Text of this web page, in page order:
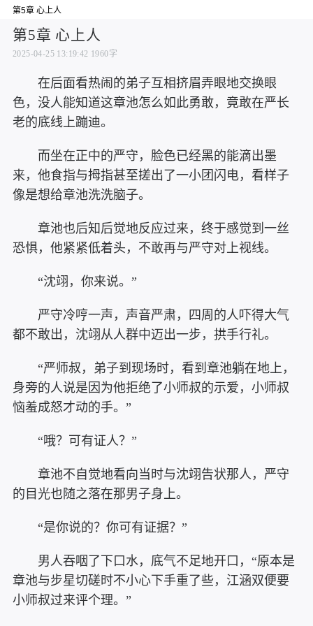
第5章 心上人
第5章 心上人
2025-04-25 13:19:42 1960字
在后面看热闹的弟子互相挤眉弄眼地交换眼
色，没人能知道这章池怎么如此勇敢，竟敢在严长
老的底线上蹦迪。
而坐在正中的严守，脸色已经黑的能滴出墨
来，他食指与拇指甚至搓出了一小团闪电，看样子
像是想给章池洗洗脑子。
章池也后知后觉地反应过来，终于感觉到一丝
恐惧，他紧紧低着头，不敢再与严守对上视线。
“沈翊，你来说。”
严守冷哼一声，声音严肃，四周的人吓得大气
都不敢出，沈翊从人群中迈出一步，拱手行礼。
“严师叔，弟子到现场时，看到章池躺在地上，
身旁的人说是因为他拒绝了小师叔的示爱，小师叔
恼羞成怒才动的手。”
“哦？可有证人？”
章池不自觉地看向当时与沈翊告状那人，严守
的目光也随之落在那男子身上。
“是你说的？你可有证据？”
男人吞咽了下口水，底气不足地开口，“原本是
章池与步星切磋时不小心下手重了些，江涵双便要
小师叔过来评个理。”